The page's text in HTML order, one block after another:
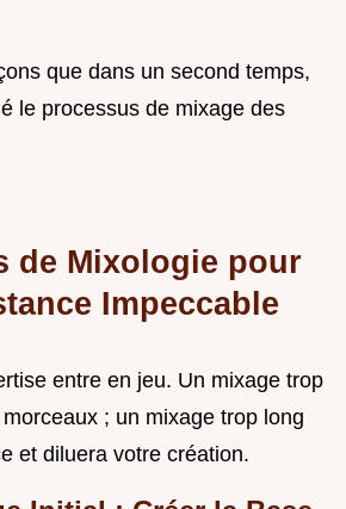
que dans un second temps,
le processus de mixage des
de Mixologie pour
Impeccable
entre en jeu. Un mixage trop
; un mixage trop long
et diluera votre création.